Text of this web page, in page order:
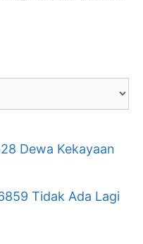
Dewa Kekayaan
Tidak Ada Lagi